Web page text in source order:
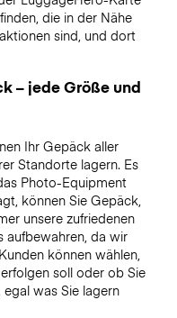
die in der Nähe
sind, und dort
– jede Größe und
Ihr Gepäck aller
Standorte lagern. Es
Photo-Equipment
können Sie Gepäck,
unsere zufriedenen
aufbewahren, da wir
können wählen,
soll oder ob Sie
was Sie lagern